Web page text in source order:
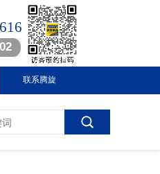
联系腾旋